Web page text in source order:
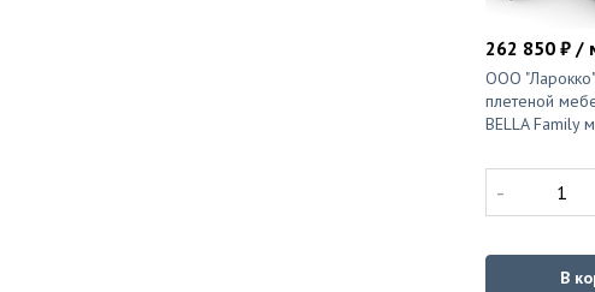
262 850 ₽ /
ООО
плетеной
BELLA Family
-
В